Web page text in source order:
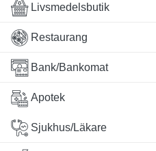
Livsmedelsbutik
Restaurang
Bank/Bankomat
Apotek
Sjukhus/Läkare